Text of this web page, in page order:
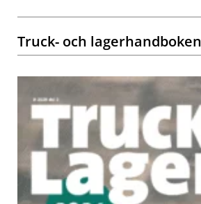
Truck- och lagerhandboken